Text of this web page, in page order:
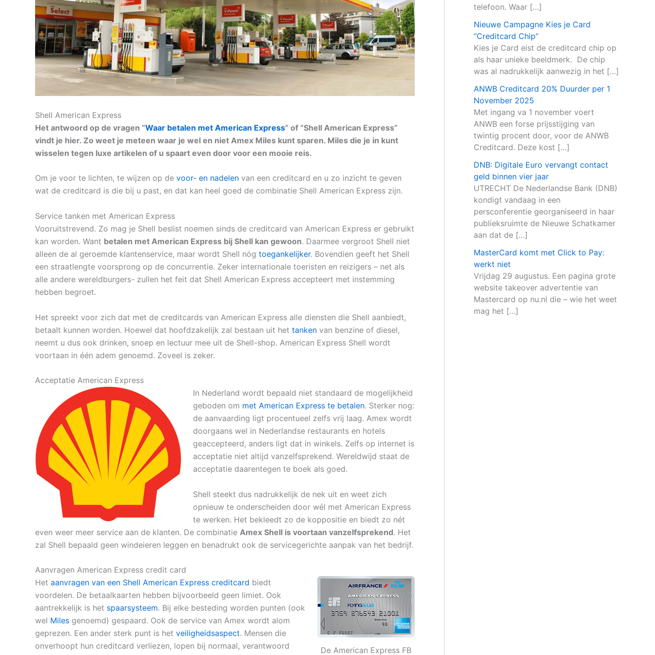
Shell American Express
Het antwoord op de vragen “Waar betalen met American Express” of “Shell American Express”
vindt je hier. Zo weet je meteen waar je wel en niet Amex Miles kunt sparen. Miles die je in kunt
wisselen tegen luxe artikelen of u spaart even door voor een mooie reis.
Om je voor te lichten, te wijzen op de voor- en nadelen van een creditcard en u zo inzicht te geven
wat de creditcard is die bij u past, en dat kan heel goed de combinatie Shell American Express zijn.
Service tanken met American Express
Vooruitstrevend. Zo mag je Shell beslist noemen sinds de creditcard van American Express er gebruikt
kan worden. Want betalen met American Express bij Shell kan gewoon. Daarmee vergroot Shell niet
alleen de al geroemde klantenservice, maar wordt Shell nóg toegankelijker. Bovendien geeft het Shell
een straatlengte voorsprong op de concurrentie. Zeker internationale toeristen en reizigers – net als
alle andere wereldburgers- zullen het feit dat Shell American Express accepteert met instemming
hebben begroet.
Het spreekt voor zich dat met de creditcards van American Express alle diensten die Shell aanbiedt,
betaalt kunnen worden. Hoewel dat hoofdzakelijk zal bestaan uit het tanken van benzine of diesel,
neemt u dus ook drinken, snoep en lectuur mee uit de Shell-shop. American Express Shell wordt
voortaan in één adem genoemd. Zoveel is zeker.
Acceptatie American Express
In Nederland wordt bepaald niet standaard de mogelijkheid
geboden om met American Express te betalen. Sterker nog:
de aanvaarding ligt procentueel zelfs vrij laag. Amex wordt
doorgaans wel in Nederlandse restaurants en hotels
geaccepteerd, anders ligt dat in winkels. Zelfs op internet is
acceptatie niet altijd vanzelfsprekend. Wereldwijd staat de
acceptatie daarentegen te boek als goed.
Shell steekt dus nadrukkelijk de nek uit en weet zich
opnieuw te onderscheiden door wél met American Express
te werken. Het bekleedt zo de koppositie en biedt zo nét
even weer meer service aan de klanten. De combinatie Amex Shell is voortaan vanzelfsprekend. Het
zal Shell bepaald geen windeieren leggen en benadrukt ook de servicegerichte aanpak van het bedrijf.
Aanvragen American Express credit card
De American Express FB
Het aanvragen van een Shell American Express creditcard biedt
voordelen. De betaalkaarten hebben bijvoorbeeld geen limiet. Ook
aantrekkelijk is het spaarsysteem. Bij elke besteding worden punten (ook
wel Miles genoemd) gespaard. Ook de service van Amex wordt alom
geprezen. Een ander sterk punt is het veiligheidsaspect. Mensen die
onverhoopt hun creditcard verliezen, lopen bij normaal, verantwoord
telefoon. Waar […]
Nieuwe Campagne Kies je Card
“Creditcard Chip”
Kies je Card eist de creditcard chip op
als haar unieke beeldmerk. De chip
was al nadrukkelijk aanwezig in het […]
ANWB Creditcard 20% Duurder per 1
November 2025
Met ingang va 1 november voert
ANWB een forse prijsstijging van
twintig procent door, voor de ANWB
Creditcard. Deze kost […]
DNB: Digitale Euro vervangt contact
geld binnen vier jaar
UTRECHT De Nederlandse Bank (DNB)
kondigt vandaag in een
persconferentie georganiseerd in haar
publieksruimte de Nieuwe Schatkamer
aan dat de […]
MasterCard komt met Click to Pay:
werkt niet
Vrijdag 29 augustus. Een pagina grote
website takeover advertentie van
Mastercard op nu.nl die – wie het weet
mag het […]